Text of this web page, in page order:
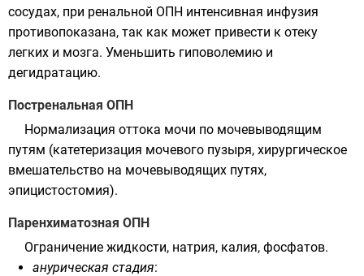
сосудах, при ренальной ОПН интенсивная инфузия
противопоказана, так как может привести к отеку
легких и мозга. Уменьшить гиповолемию и
дегидратацию.
Постренальная ОПН
Нормализация оттока мочи по мочевыводящим
путям (катетеризация мочевого пузыря, хирургическое
вмешательство на мочевыводящих путях,
эпицистостомия).
Паренхиматозная ОПН
Ограничение жидкости, натрия, калия, фосфатов.
анурическая стадия: